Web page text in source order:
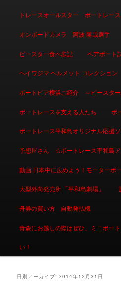
トレースオールスター ボートレー
オンボードカメラ 阿波 勝哉選手
ピースター食べ歩記 ペアボート
ヘイワジマ ヘルメット コレクション
ボートピア横浜ご紹介 ～ピースター
ボートレースを支える人たち ボ
ボートレース平和島オリジナル応援
予想屋さん ☆ボートレース平和島
動画 日本中に広めよう！モーターボ
大型外向発売所 「平和島劇場」
舟券の買い方 自動発払機
青森にお越しの際はぜひ、ミニボー
い！
日別アーカイブ:2014年12月31日